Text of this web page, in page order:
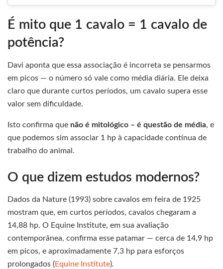
É mito que 1 cavalo = 1 cavalo de
potência?
Davi aponta que essa associação é incorreta se pensarmos
em picos — o número só vale como média diária. Ele deixa
claro que durante curtos períodos, um cavalo supera esse
valor sem dificuldade.
Isto confirma que não é mitológico – é questão de média, e
que podemos sim associar 1 hp à capacidade contínua de
trabalho do animal.
O que dizem estudos modernos?
Dados da Nature (1993) sobre cavalos em feira de 1925
mostram que, em curtos períodos, cavalos chegaram a
14,88 hp. O Equine Institute, em sua avaliação
contemporânea, confirma esse patamar — cerca de 14,9 hp
em picos, e aproximadamente 7,3 hp para esforços
prolongados (Equine Institute).